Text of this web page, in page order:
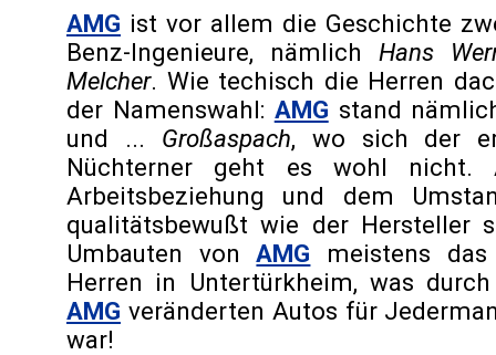
AMG ist vor allem die Geschichte
Benz-Ingenieure, nämlichHans
Melcher. Wie techisch die Herren
der Namenswahl: AMG stand
und ... Großaspach, wo sich der
Nüchterner geht es wohl nicht.
Arbeitsbeziehung und dem
qualitätsbewußt wie der Hersteller
Umbauten vonAMG meistens
Herren in Untertürkheim, was
AMG veränderten Autos für
war!